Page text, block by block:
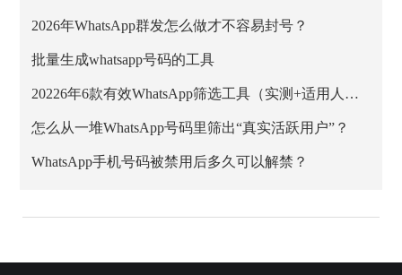
2026年WhatsApp群发怎么做才不容易封号？
批量生成whatsapp号码的工具
20226年6款有效WhatsApp筛选工具（实测+适用人群）
怎么从一堆WhatsApp号码里筛出“真实活跃用户”？
WhatsApp手机号码被禁用后多久可以解禁？